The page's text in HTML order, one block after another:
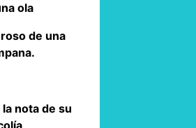
ola
de una
nota de su